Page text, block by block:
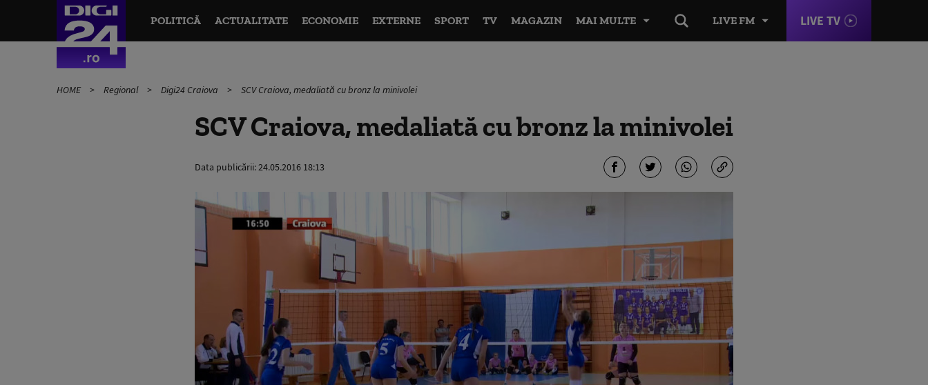
LIVE FM LIVE TV
POLITICĂ ACTUALITATE ECONOMIE EXTERNE SPORT TV MAGAZIN MAI MULTE
HOME Regional Digi24 Craiova SCV Craiova, medaliată cu bronz la minivolei
SCV Craiova, medaliată cu bronz la minivolei
Data publicării:24.05.2016 18:13